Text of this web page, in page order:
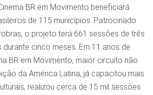
BR em Movimento beneficiará
de 115 municípios. Patrocinado
o projeto terá 661 sessões de três
durante cinco meses. Em 11 anos de
BR em Movimento, maior circuito não
da América Latina, já capacitou mais
realizou cerca de 15 mil sessões